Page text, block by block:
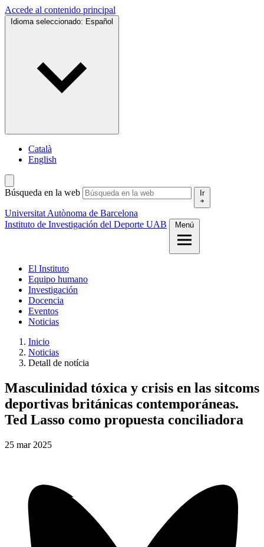
Accede al contenido principal
Idioma seleccionado: Español
Català
English
Búsqueda en la web Ir
Universitat Autònoma de Barcelona
Instituto de Investigación del Deporte UAB
Menú
El Instituto
Equipo humano
Investigación
Docencia
Eventos
Noticias
Inicio
Noticias
Detall de notícia
Masculinidad tóxica y crisis en las sitcoms
deportivas británicas contemporáneas.
Ted Lasso como propuesta conciliadora
25 mar 2025